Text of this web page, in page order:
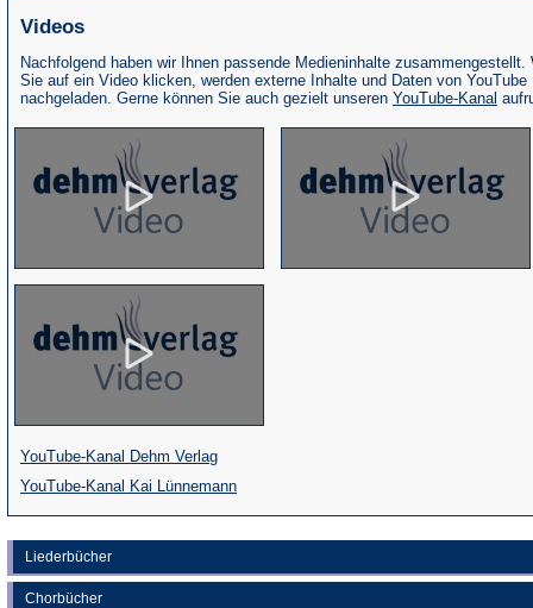
Liederbücher
Chorbücher
Videos
Nachfolgend haben wir Ihnen passende Medieninhalte zusammengestellt.
Sie auf ein Video klicken, werden externe Inhalte und Daten von YouTube
nachgeladen. Gerne können Sie auch gezielt unseren YouTube-Kanal
YouTube-Kanal Dehm Verlag(Öffnet
in
einem
neuen
Tab)
YouTube-Kanal Kai Lünnemann(Öffnet
in
einem
neuen